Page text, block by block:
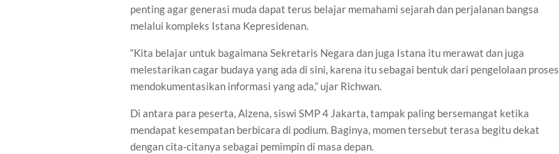
penting agar generasi muda dapat terus belajar memahami sejarah dan perjalanan bangsa
melalui kompleks Istana Kepresidenan.
“Kita belajar untuk bagaimana Sekretaris Negara dan juga Istana itu merawat dan juga
melestarikan cagar budaya yang ada di sini, karena itu sebagai bentuk dari pengelolaan proses
mendokumentasikan informasi yang ada,” ujar Richwan.
Di antara para peserta, Alzena, siswi SMP 4 Jakarta, tampak paling bersemangat ketika
mendapat kesempatan berbicara di podium. Baginya, momen tersebut terasa begitu dekat
dengan cita-citanya sebagai pemimpin di masa depan.